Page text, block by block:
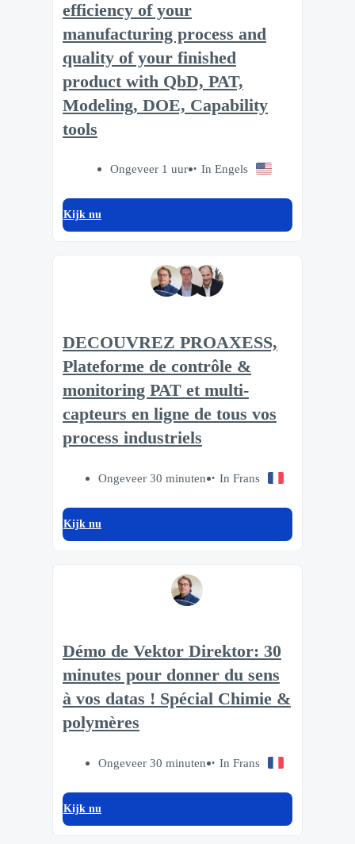
efficiency of your
manufacturing process and
quality of your finished
product with QbD, PAT,
Modeling, DOE, Capability
tools
Ongeveer 1 uur In Engels
Kijk nu
DECOUVREZ PROAXESS,
Plateforme de contrôle &
monitoring PAT et multi-
capteurs en ligne de tous vos
process industriels
Ongeveer 30 minuten In Frans
Kijk nu
Démo de Vektor Direktor: 30
minutes pour donner du sens
à vos datas ! Spécial Chimie &
polymères
Ongeveer 30 minuten In Frans
Kijk nu